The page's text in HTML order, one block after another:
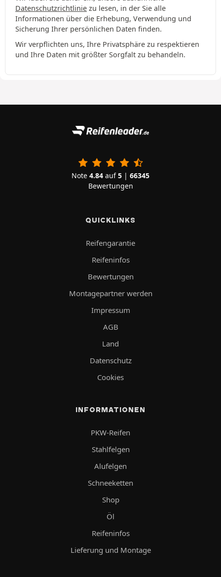
Datenschutzrichtlinie zu lesen, in der Sie alle
Informationen über die Erhebung, Verwendung und
Sicherung Ihrer persönlichen Daten finden.
Wir verpflichten uns, Ihre Privatsphäre zu respektieren
und Ihre Daten mit größter Sorgfalt zu behandeln.
Note 4.84 auf5 | 66345
Bewertungen
QUICKLINKS
Reifengarantie
Reifeninfos
Bewertungen
Montagepartner werden
Impressum
AGB
Land
Datenschutz
Cookies
INFORMATIONEN
PKW-Reifen
Stahlfelgen
Alufelgen
Schneeketten
Shop
Öl
Reifeninfos
Lieferung und Montage